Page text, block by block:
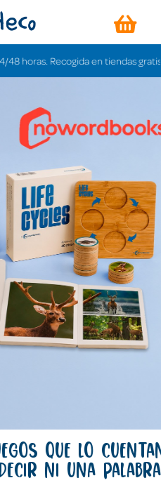
en tiendas gratis en 3-6 días.
que lo cuentan
ni una palabra